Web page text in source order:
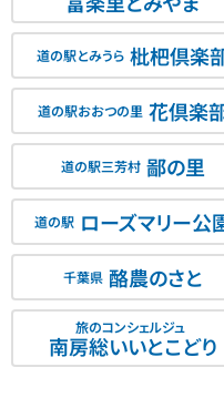
道の駅とみうら 枇杷倶楽
道の駅おおつの里 花倶楽
道の駅三芳村 鄙の里
道の駅 ローズマリー公
千葉県 酪農のさと
旅のコンシェルジュ
南房総いいとこどり